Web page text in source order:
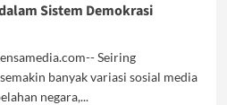
Sistem Demokrasi
Seiring
banyak variasi sosial media
negara,...